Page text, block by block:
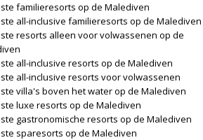
familieresorts op de Malediven
all-inclusive familieresorts op de Malediven
resorts alleen voor volwassenen op de
all-inclusive resorts op de Malediven
all-inclusive resorts voor volwassenen
villa's boven het water op de Malediven
luxe resorts op de Malediven
gastronomische resorts op de Malediven
sparesorts op de Malediven